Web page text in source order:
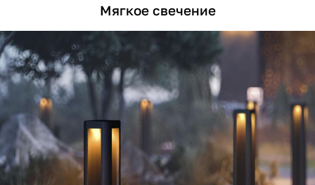
Мягкое свечение